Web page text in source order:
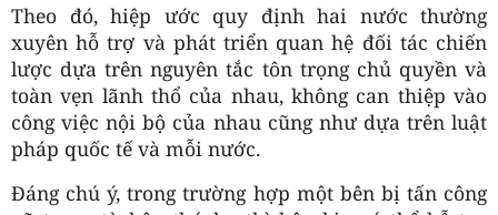
Theo đó, hiệp ước quy định hai nước thường
xuyên hỗ trợ và phát triển quan hệ đối tác chiến
lược dựa trên nguyên tắc tôn trọng chủ quyền và
toàn vẹn lãnh thổ của nhau, không can thiệp vào
công việc nội bộ của nhau cũng như dựa trên luật
pháp quốc tế và mỗi nước.
Đáng chú ý, trong trường hợp một bên bị tấn công